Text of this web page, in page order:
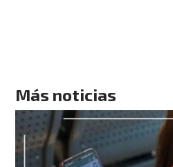
Más noticias